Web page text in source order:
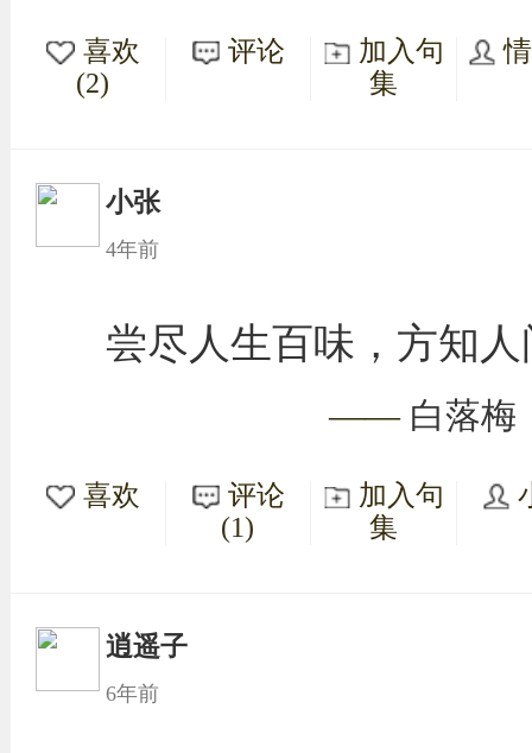
喜欢
(2)
评论
加入句
集
小张
4年前
尝尽人生百味，方知
—— 白落梅
喜欢
评论
(1)
加入句
集
逍遥子
6年前